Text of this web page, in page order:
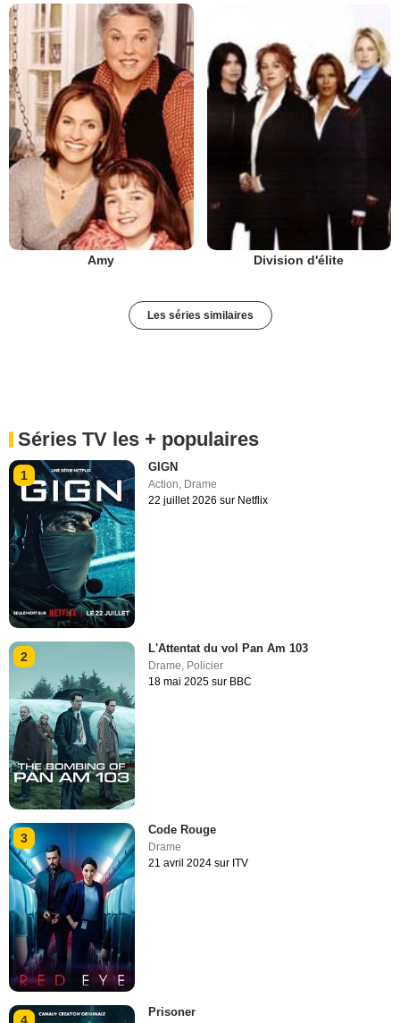
Amy Division d'élite
Les séries similaires
Séries TV les + populaires
1
GIGN
Action Drame
22 juillet 2026 sur Netflix
2
L'Attentat du vol Pan Am 103
Drame, Policier
18 mai 2025 sur BBC
3
Code Rouge
Drame
21 avril 2024 sur ITV
4
Prisoner